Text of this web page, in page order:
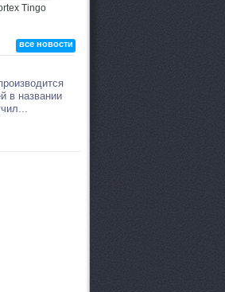
Tingo
все новости
в названии